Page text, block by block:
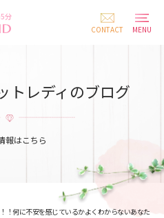
分
CONTACT
MENU
トレディのブログ
報はこちら
！何に不安を感じているかよくわからないあなた